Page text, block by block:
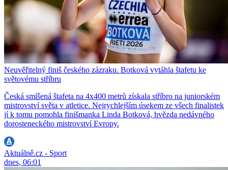
Neuvěřitelný finiš českého zázraku. Botková vytáhla štafetu ke
světovému stříbru
Česká smíšená štafeta na 4x400 metrů získala stříbro na juniorském
mistrovství světa v atletice. Nejrychlejším úsekem ze všech finalistek
jí k tomu pomohla finišmanka Linda Botková, hvězda nedávného
dorosteneckého mistrovství Evropy.
Aktuálně.cz - Sport
dnes, 06:01